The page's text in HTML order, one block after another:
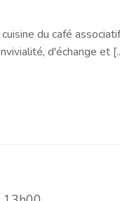
du café associatif
d'échange et